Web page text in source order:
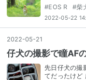
#EOS R #柴
2022-05-22
2022-05-21
仔犬の撮影で瞳AF
先日仔犬の撮
てだったけど